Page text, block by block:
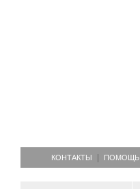
КОНТАКТЫ ПОМОЩЬ